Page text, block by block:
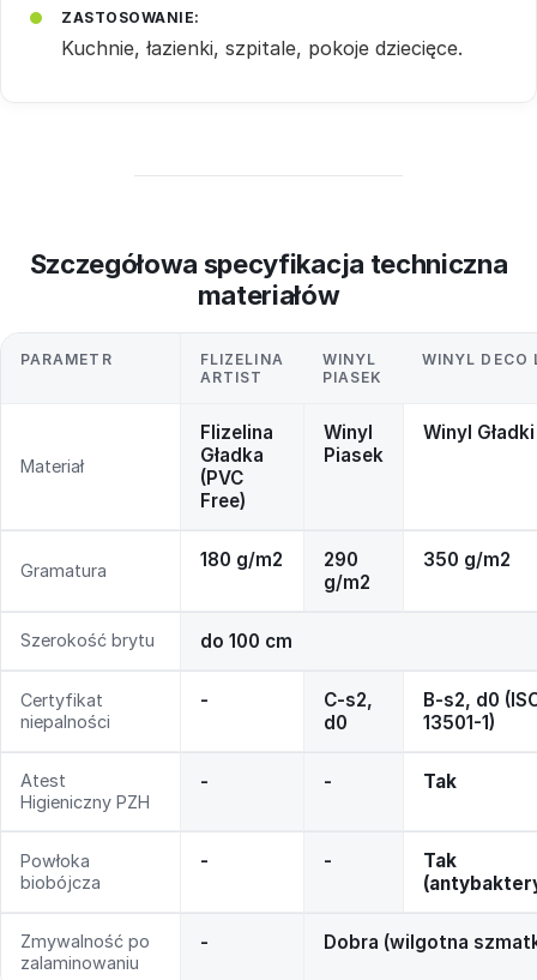
ZASTOSOWANIE:
Kuchnie, łazienki, szpitale, pokoje dziecięce.
Szczegółowa specyfikacja techniczna
materiałów
PARAMETR
FLIZELINA
ARTIST
WINYL
PIASEK
WINYL DECO
Materiał
Flizelina
Gładka
(PVC
Free)
Winyl
Piasek
Winyl Gładki
Gramatura 180 g/m2
290
g/m2
350 g/m2
Szerokość brytu do 100 cm
Certyfikat
niepalności
-
C-s2,
d0
B-s2, d0
13501-1)
Atest
Higieniczny PZH
- - Tak
Powłoka
biobójcza
- -
Tak
Zmywalność po
zalaminowaniu
- Dobra (wilgotna